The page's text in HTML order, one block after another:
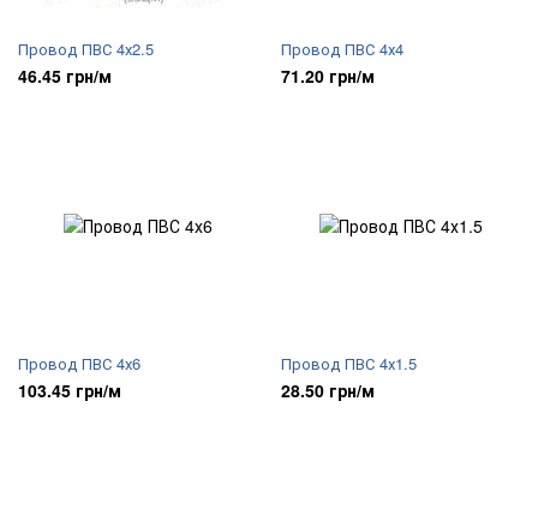
Провод ПВС 4х2.5
46.45 грн/м
Провод ПВС 4х4
71.20 грн/м
Провод ПВС 4х6
103.45 грн/м
Провод ПВС 4х1.5
28.50 грн/м